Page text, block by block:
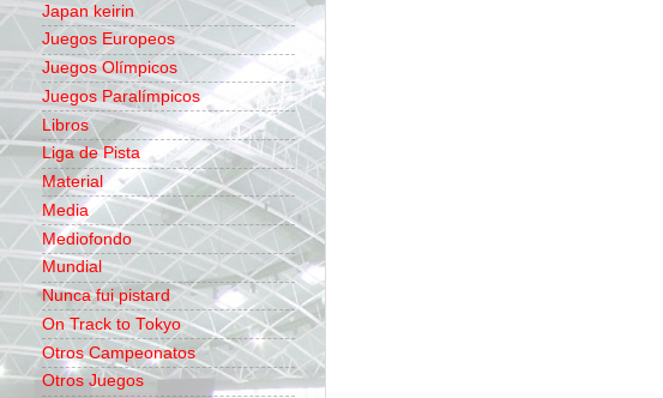
Japan keirin
Juegos Europeos
Juegos Olímpicos
Juegos Paralímpicos
Libros
Liga de Pista
Material
Media
Mediofondo
Mundial
Nunca fui pistard
On Track to Tokyo
Otros Campeonatos
Otros Juegos